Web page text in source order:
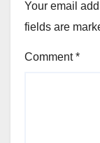
Your email
fields are
Comment*